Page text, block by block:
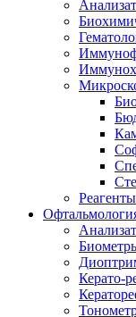
Реагенты
Керато-